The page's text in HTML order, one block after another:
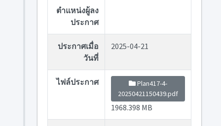
ตำแหน่งผู้ลง
ประกาศ
ประกาศเมื่อ
วันที่
2025-04-21
ไฟล์ประกาศ
Plan417-4-
20250421150439.pdf
1968.398 MB